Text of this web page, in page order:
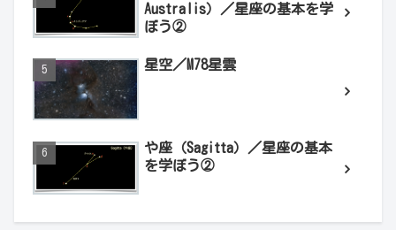
Australis）／星座の基本を学
ぼう②
星空／M78星雲
や座（Sagitta）／星座の基本
を学ぼう②